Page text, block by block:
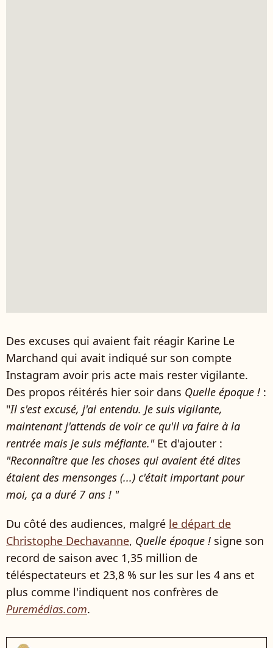
Des excuses qui avaient fait réagir Karine Le
Marchand qui avait indiqué sur son compte
Instagram avoir pris acte mais rester vigilante.
Des propos réitérés hier soir dans Quelle époque ! :
"Il s'est excusé, j'ai entendu. Je suis vigilante,
maintenant j'attends de voir ce qu'il va faire à la
rentrée mais je suis méfiante."Et d'ajouter :
"Reconnaître que les choses qui avaient été dites
étaient des mensonges (...) c'était important pour
moi, ça a duré 7 ans ! "
Du côté des audiences, malgré le départ de
Christophe Dechavanne, Quelle époque ! signe son
record de saison avec 1,35 million de
téléspectateurs et 23,8 % sur les sur les 4 ans et
plus comme l'indiquent nos confrères de
Puremédias.com.